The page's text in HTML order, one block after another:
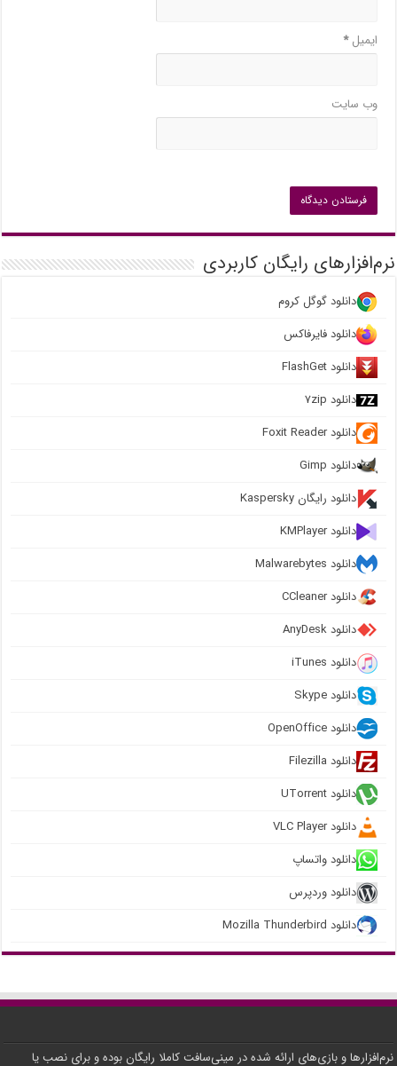
ایمیل*
وب‌ سایت
نرم‌افزارهای رایگان کاربردی
دانلود گوگل کروم
دانلود فایرفاکس
دانلود FlashGet
دانلود ۷zip
دانلود Foxit Reader
دانلود Gimp
دانلود رایگان Kaspersky
دانلود KMPlayer
دانلود Malwarebytes
دانلود CCleaner
دانلود AnyDesk
دانلود iTunes
دانلود Skype
دانلود OpenOffice
دانلود Filezilla
دانلود UTorrent
دانلود VLC Player
دانلود واتساپ
دانلود وردپرس
دانلود Mozilla Thunderbird
نرم‌افزارها و بازی‌های ارائه شده در مینی‌سافت کاملا رایگان بوده و برای نصب یا